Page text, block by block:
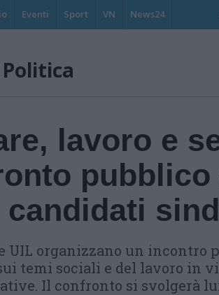
Eventi Sport VN News24
Politica
lavoro e
pubblico
candidati
e UIL organizzano un incontro
temi sociali e del lavoro in
Il confronto si svolgerà